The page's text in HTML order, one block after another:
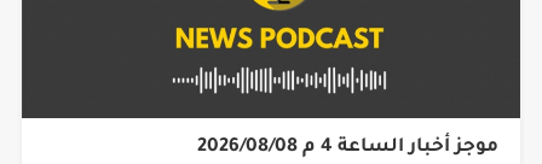
موجز أخبار الساعة 4 م 2026/08/08